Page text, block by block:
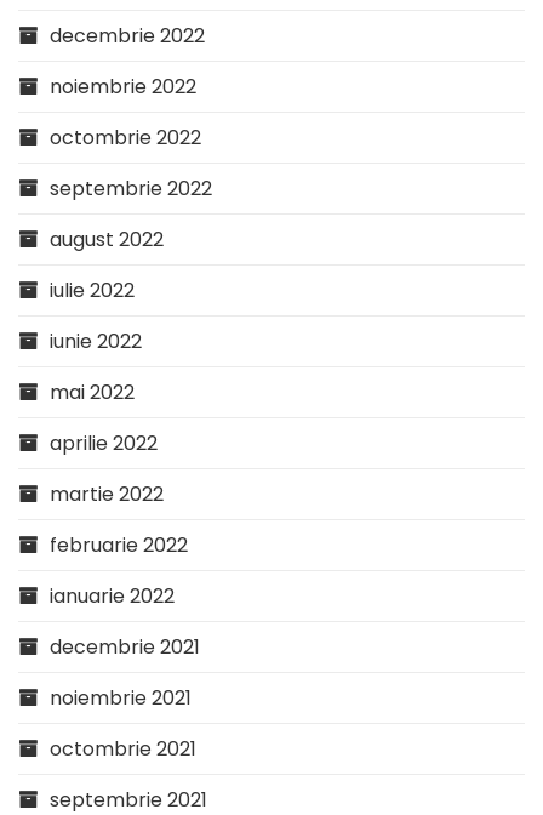
decembrie 2022
noiembrie 2022
octombrie 2022
septembrie 2022
august 2022
iulie 2022
iunie 2022
mai 2022
aprilie 2022
martie 2022
februarie 2022
ianuarie 2022
decembrie 2021
noiembrie 2021
octombrie 2021
septembrie 2021